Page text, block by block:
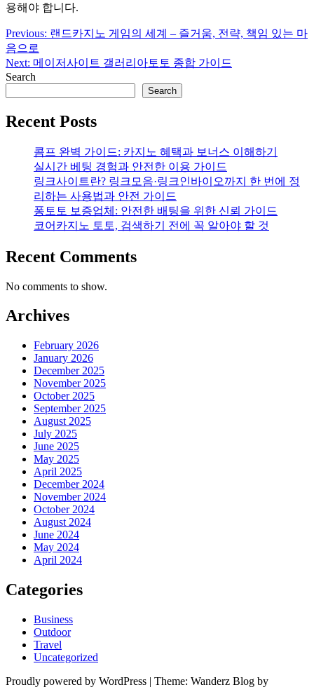
용해야 합니다.
Post
navigation
Previous: 랜드카지노 게임의 세계 – 즐거움, 전략, 책임 있는 마
음으로
Next: 메이저사이트 갤러리아토토 종합 가이드
Search
Search
Recent Posts
콤프 완벽 가이드: 카지노 혜택과 보너스 이해하기
실시간 베팅 경험과 안전한 이용 가이드
링크사이트란? 링크모음·링크인바이오까지 한 번에 정
리하는 사용법과 안전 가이드
퐁토토 보증업체: 안전한 배팅을 위한 신뢰 가이드
코어카지노 토토, 검색하기 전에 꼭 알아야 할 것
Recent Comments
No comments to show.
Archives
February 2026
January 2026
December 2025
November 2025
October 2025
September 2025
August 2025
July 2025
June 2025
May 2025
April 2025
December 2024
November 2024
October 2024
August 2024
June 2024
May 2024
April 2024
Categories
Business
Outdoor
Travel
Uncategorized
Proudly powered by WordPress | Theme: Wanderz Blog by